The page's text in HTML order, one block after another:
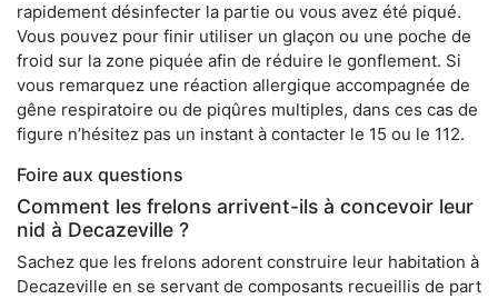
rapidement désinfecter la partie ou vous avez été piqué.
Vous pouvez pour finir utiliser un glaçon ou une poche de
froid sur la zone piquée afin de réduire le gonflement. Si
vous remarquez une réaction allergique accompagnée de
gêne respiratoire ou de piqûres multiples, dans ces cas de
figure n’hésitez pas un instant à contacter le 15 ou le 112.
Foire aux questions
Comment les frelons arrivent-ils à concevoir leur
nid à Decazeville ?
Sachez que les frelons adorent construire leur habitation à
Decazeville en se servant de composants recueillis de part